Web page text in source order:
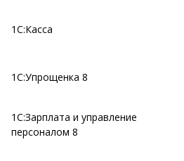
1С:Касса
1С:Упрощенка 8
1С:Зарплата и управление
персоналом 8